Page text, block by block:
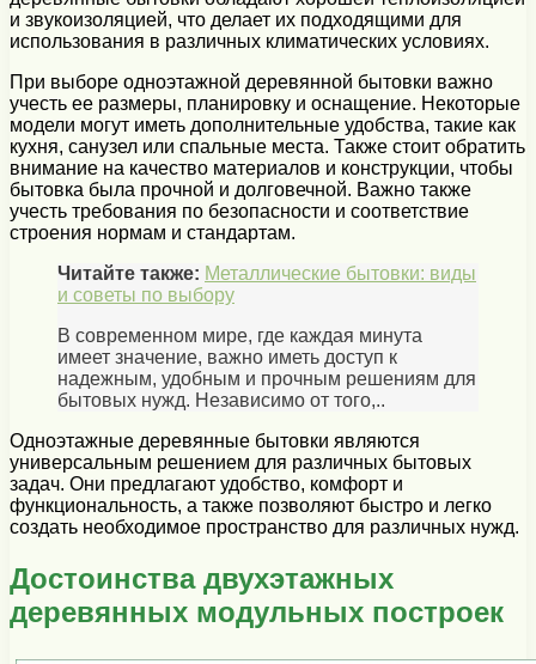
и звукоизоляцией, что делает их подходящими для
использования в различных климатических условиях.
При выборе одноэтажной деревянной бытовки важно
учесть ее размеры, планировку и оснащение. Некоторые
модели могут иметь дополнительные удобства, такие как
кухня, санузел или спальные места. Также стоит обратить
внимание на качество материалов и конструкции, чтобы
бытовка была прочной и долговечной. Важно также
учесть требования по безопасности и соответствие
строения нормам и стандартам.
Читайте также: Металлические бытовки: виды
и советы по выбору
В современном мире, где каждая минута
имеет значение, важно иметь доступ к
надежным, удобным и прочным решениям для
бытовых нужд. Независимо от того,..
Одноэтажные деревянные бытовки являются
универсальным решением для различных бытовых
задач. Они предлагают удобство, комфорт и
функциональность, а также позволяют быстро и легко
создать необходимое пространство для различных нужд.
Достоинства двухэтажных
деревянных модульных построек